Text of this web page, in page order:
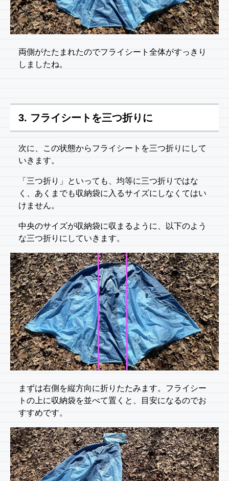
両側がたたまれたのでフライシート全体がすっきり
しましたね。
3. フライシートを三つ折りに
次に、この状態からフライシートを三つ折りにして
いきます。
「三つ折り」といっても、均等に三つ折りではな
く、あくまでも収納袋に入るサイズにしなくてはい
けません。
中央のサイズが収納袋に収まるように、以下のよう
な三つ折りにしていきます。
まずは右側を縦方向に折りたたみます。フライシー
トの上に収納袋を並べて置くと、目安になるのでお
すすめです。